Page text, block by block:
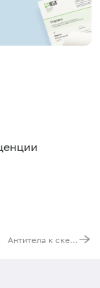
Антитела к скелетным мышцам, IgG